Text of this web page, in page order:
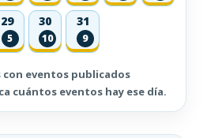
29
5
30
10
31
9
con eventos publicados
cuántos eventos hay ese día.